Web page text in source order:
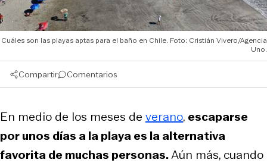
Cuáles son las playas aptas para el baño en Chile. Foto: Cristián Vivero/Agencia
Uno.
Compartir Comentarios
En medio de los meses de verano, escaparse
por unos días a la playa es la alternativa
favorita de muchas personas.Aún más, cuando